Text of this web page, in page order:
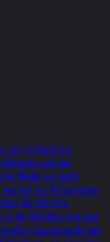
sich vielfach bei
und von
Werke gar nicht
war bei der Präsentation
die Arbeiten
in die Wunden legt und
faszinierende wie